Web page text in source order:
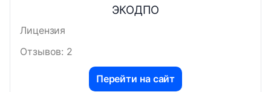
ЭКОДПО
Лицензия
Отзывов: 2
Перейти на сайт